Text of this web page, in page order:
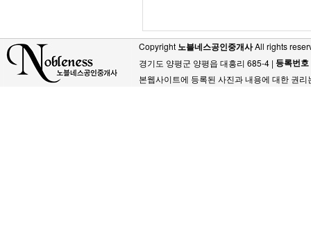
Copyright 노블네스공인중개사All rights
경기도 양평군 양평읍 대흥리 685-4 | 등록번호
본웹사이트에 등록된 사진과 내용에 대한 권